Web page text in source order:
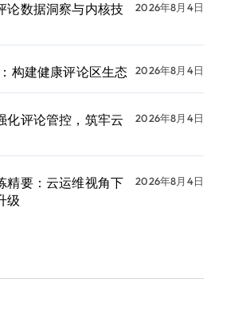
论数据洞察与内核技
2026年8月4日
构建健康评论区生态 2026年8月4日
化评论管控，筑牢云
2026年8月4日
精要：云运维视角下
级
2026年8月4日